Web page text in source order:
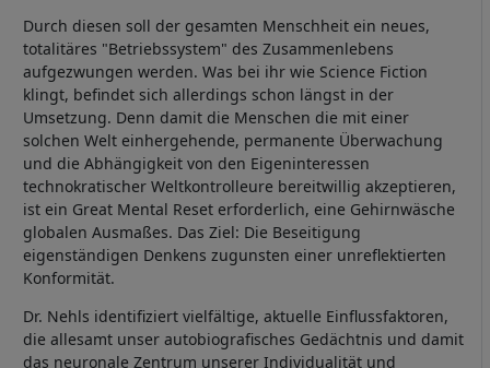
Durch diesen soll der gesamten Menschheit ein neues,
totalitäres "Betriebssystem" des Zusammenlebens
aufgezwungen werden. Was bei ihr wie Science Fiction
klingt, befindet sich allerdings schon längst in der
Umsetzung. Denn damit die Menschen die mit einer
solchen Welt einhergehende, permanente Überwachung
und die Abhängigkeit von den Eigeninteressen
technokratischer Weltkontrolleure bereitwillig akzeptieren,
ist ein Great Mental Reset erforderlich, eine Gehirnwäsche
globalen Ausmaßes. Das Ziel: Die Beseitigung
eigenständigen Denkens zugunsten einer unreflektierten
Konformität.
Dr. Nehls identifiziert vielfältige, aktuelle Einflussfaktoren,
die allesamt unser autobiografisches Gedächtnis und damit
das neuronale Zentrum unserer Individualität und